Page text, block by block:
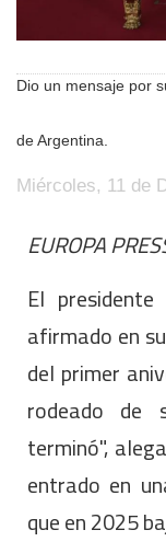
Dio un mensaje por
de Argentina.
Miércoles, 11 de
EUROPA
El
afirmado en
del primer
rodeado de
terminó",
entrado en
que en 2025